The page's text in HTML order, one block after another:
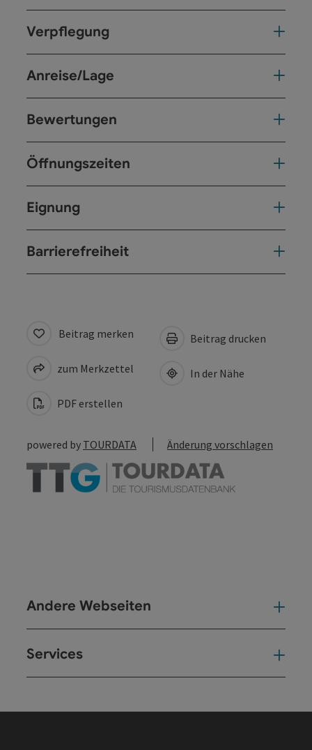
Verpflegung
Anreise/Lage
Bewertungen
Öffnungszeiten
Eignung
Barrierefreiheit
Beitrag merken
zum Merkzettel
PDF erstellen
Beitrag drucken
In der Nähe
powered by TOURDATA Änderung vorschlagen
Andere Webseiten
Services